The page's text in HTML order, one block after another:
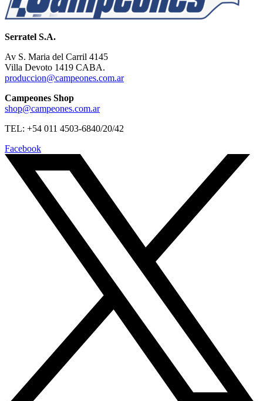
Serratel S.A.
Av S. Maria del Carril 4145
Villa Devoto 1419 CABA.
produccion@campeones.com.ar
Campeones Shop
shop@campeones.com.ar
TEL: +54 011 4503-6840/20/42
Facebook